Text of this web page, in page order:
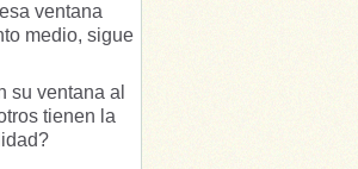
ventana
medio, sigue
su ventana al
tienen la